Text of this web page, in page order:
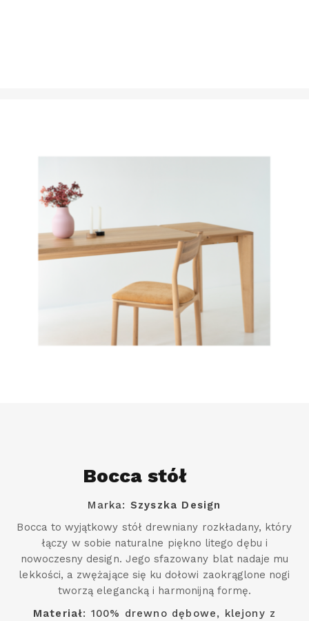
Bocca stół
Marka: Szyszka Design
Bocca to wyjątkowy stół drewniany rozkładany, który
łączy w sobie naturalne piękno litego dębu i
nowoczesny design. Jego sfazowany blat nadaje mu
lekkości, a zwężające się ku dołowi zaokrąglone nogi
tworzą elegancką i harmonijną formę.
Materiał: 100% drewno dębowe, klejony z